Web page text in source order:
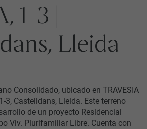
1-3 |
Lleida
Consolidado, ubicado en TRAVESIA
3, Castelldans, Lleida. Este terreno
de un proyecto Residencial
Viv. Plurifamiliar Libre. Cuenta con